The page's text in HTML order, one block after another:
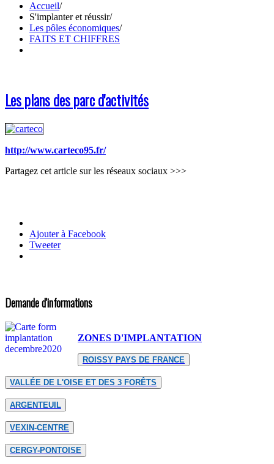
Accueil/
S'implanter et réussir/
Les pôles économiques/
FAITS ET CHIFFRES
Les plans des parc d'activités
http://www.carteco95.fr/
Partagez cet article sur les réseaux sociaux >>>
Ajouter à Facebook
Tweeter
Demande d'informations
ZONES D'IMPLANTATION
ROISSY PAYS DE FRANCE
VALLÉE DE L'OISE ET DES 3 FORÊTS
ARGENTEUIL
VEXIN-CENTRE
CERGY-PONTOISE